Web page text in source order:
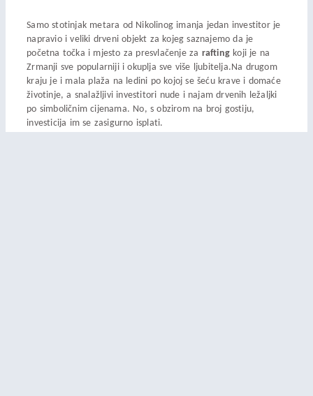
Samo stotinjak metara od Nikolinog imanja jedan investitor je
napravio i veliki drveni objekt za kojeg saznajemo da je
početna točka i mjesto za presvlačenje za rafting koji je na
Zrmanji sve popularniji i okuplja sve više ljubitelja.Na drugom
kraju je i mala plaža na ledini po kojoj se šeću krave i domaće
životinje, a snalažljivi investitori nude i najam drvenih ležaljki
po simboličnim cijenama. No, s obzirom na broj gostiju,
investicija im se zasigurno isplati.